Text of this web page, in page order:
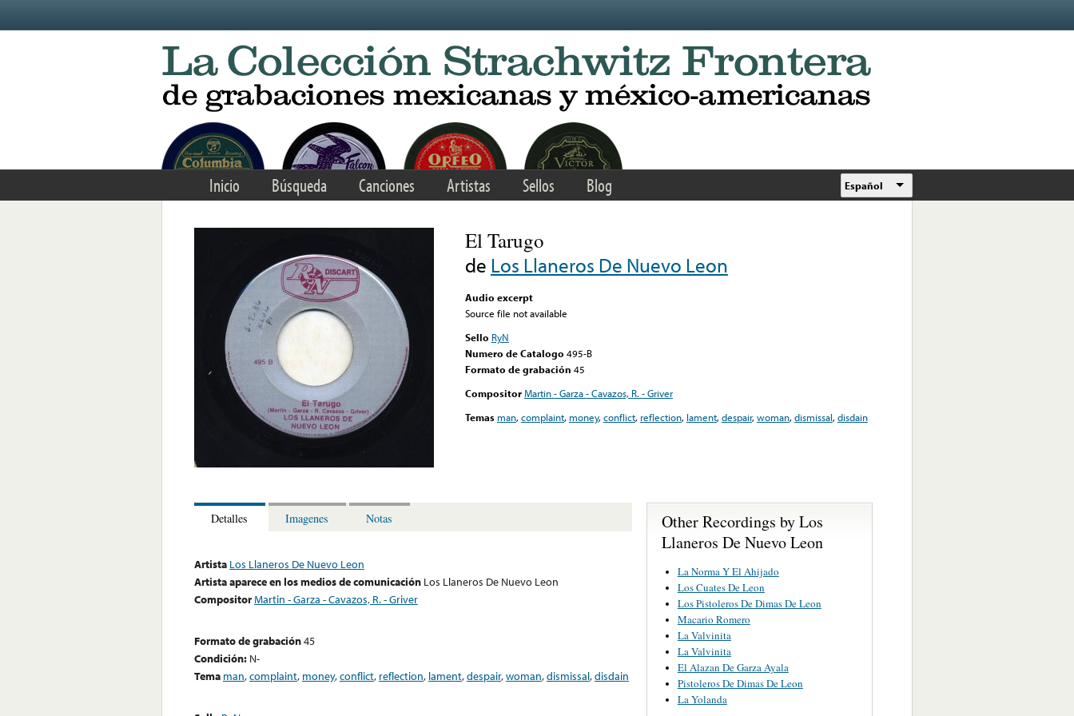
Inicio Búsqueda Canciones Artistas Sellos Blog Español
El Tarugo
de Los Llaneros De Nuevo Leon
Audio excerpt
Source file not available
Sello RyN
Numero de Catalogo 495-B
Formato de grabación 45
CompositorMartin - Garza - Cavazos, R. - Griver
Temas man,complaint, money,conflict, reflection, lament,despair,woman,dismissal,disdain
Detalles Imagenes Notas
Artista Los Llaneros De Nuevo Leon
Artista aparece en los medios de comunicación Los Llaneros De Nuevo Leon
CompositorMartin - Garza - Cavazos, R. - Griver
Formato de grabación45
Condición: N-
Tema man,complaint, money,conflict, reflection, lament,despair,woman,dismissal,disdain
Other Recordings by Los
Llaneros De Nuevo Leon
La Norma Y El Ahijado
Los Cuates De Leon
Los Pistoleros De Dimas De Leon
Macario Romero
La Valvinita
La Valvinita
El Alazan De Garza Ayala
Pistoleros De Dimas De Leon
La Yolanda